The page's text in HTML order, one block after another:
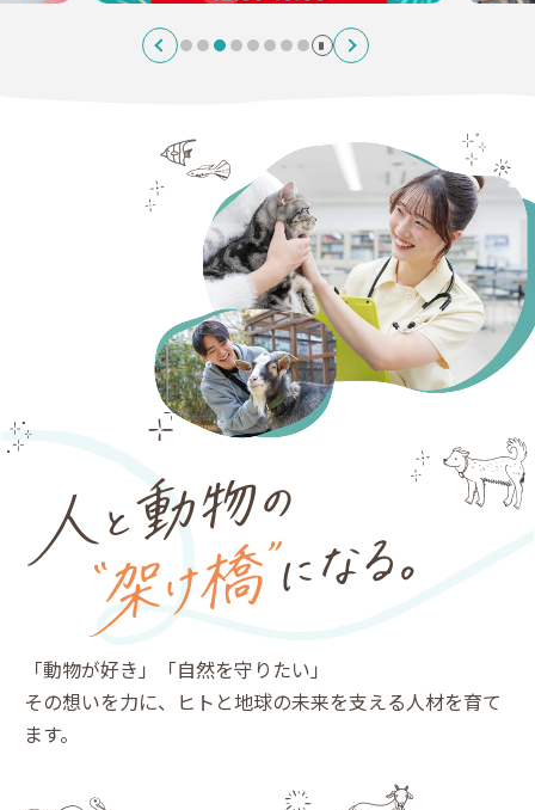
「動物が好き」「自然を守りたい」
その想いを力に、ヒトと地球の未来を支える人材を育て
ます。